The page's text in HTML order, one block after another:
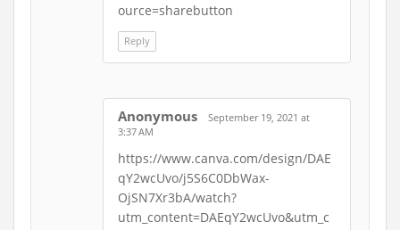
ource=sharebutton
Reply
Anonymous
September 19, 2021 at
3:37 AM
https://www.canva.com/design/DAE
qY2wcUvo/j5S6C0DbWax-
OjSN7Xr3bA/watch?
utm_content=DAEqY2wcUvo&utm_c